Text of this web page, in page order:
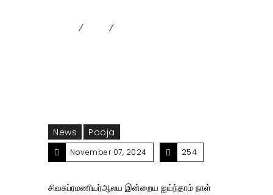
News Pooja
November 07, 2024 254
சிவசுப்ரமணியர்ஆலய இன்றைய ஐய்ந்தாம் நாள்